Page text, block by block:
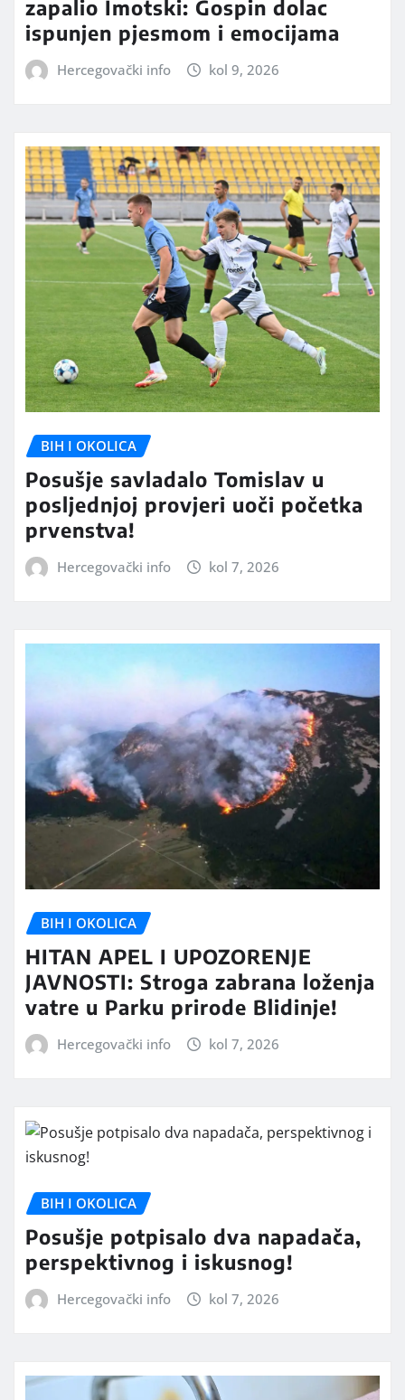
zapalio Imotski: Gospin dolac
ispunjen pjesmom i emocijama
Hercegovački info kol 9, 2026
BIH I OKOLICA
Posušje savladalo Tomislav u
posljednjoj provjeri uoči početka
prvenstva!
Hercegovački info kol 7, 2026
BIH I OKOLICA
HITAN APEL I UPOZORENJE
JAVNOSTI: Stroga zabrana loženja
vatre u Parku prirode Blidinje!
Hercegovački info kol 7, 2026
BIH I OKOLICA
Posušje potpisalo dva napadača,
perspektivnog i iskusnog!
Hercegovački info kol 7, 2026